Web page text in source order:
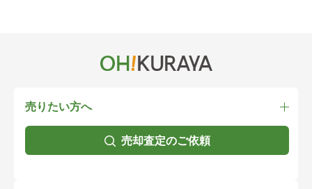
売りたい方へ
売却査定のご依頼